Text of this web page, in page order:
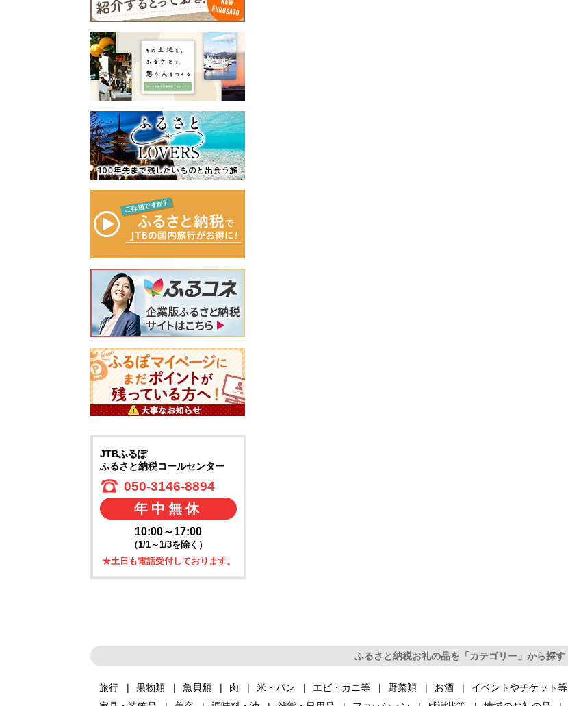
JTBふるぽ
ふるさと納税コールセンター
050-3146-8894
年中無休
10:00～17:00
（1/1～1/3を除く）
★土日も電話受付しております。
ふるさと納税お礼の品を「カテゴリー」から探す
旅行 果物類 魚貝類 肉 米・パン エビ・カニ等 野菜類 お酒 イベントやチケット等